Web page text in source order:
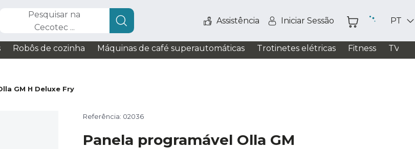
Pesquisar na
Cecotec ...
Assistência Iniciar Sessão PT
Robôs de cozinha Máquinas de café superautomáticas Trotinetes elétricas Fitness TV /
GM H Deluxe Fry
Referência: 02036
Panela programável Olla GM